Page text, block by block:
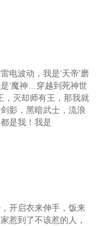
电波动，我是‘天帝’磨
‘魔神…穿越到死神世
，灭却师有王，那我就
影，黑暗武士，流浪
是我！我是
开启衣来伸手，饭来
惹到了不该惹的人，